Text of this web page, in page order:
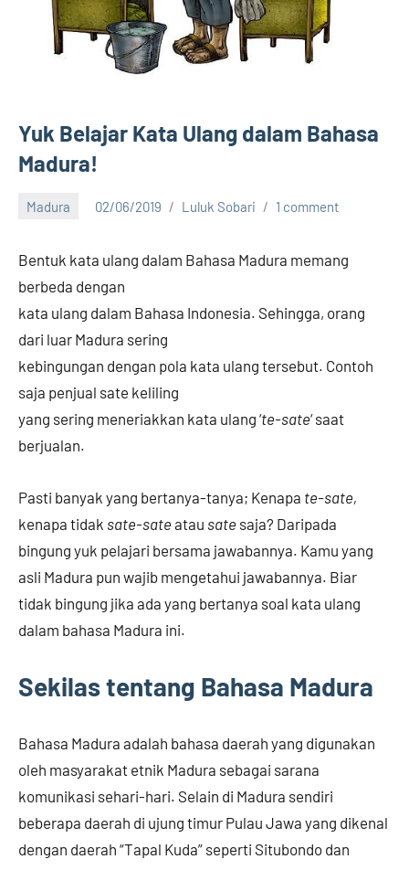
Yuk Belajar Kata Ulang dalam Bahasa
Madura!
Madura 02/06/2019 Luluk Sobari 1 comment
Bentuk kata ulang dalam Bahasa Madura memang
berbeda dengan
kata ulang dalam Bahasa Indonesia. Sehingga, orang
dari luar Madura sering
kebingungan dengan pola kata ulang tersebut. Contoh
saja penjual sate keliling
yang sering meneriakkan kata ulang ‘te-sate‘ saat
berjualan.
Pasti banyak yang bertanya-tanya; Kenapa te-sate,
kenapa tidak sate-sate atau sate saja? Daripada
bingung yuk pelajari bersama jawabannya. Kamu yang
asli Madura pun wajib mengetahui jawabannya. Biar
tidak bingung jika ada yang bertanya soal kata ulang
dalam bahasa Madura ini.
Sekilas tentang Bahasa Madura
Bahasa Madura adalah bahasa daerah yang digunakan
oleh masyarakat etnik Madura sebagai sarana
komunikasi sehari-hari. Selain di Madura sendiri
beberapa daerah di ujung timur Pulau Jawa yang dikenal
dengan daerah “Tapal Kuda” seperti Situbondo dan